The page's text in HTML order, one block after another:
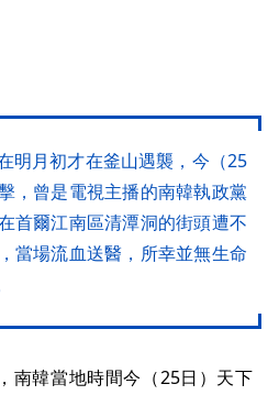
明月初才在釜山遇襲，今（25
，曾是電視主播的南韓執政黨
首爾江南區清潭洞的街頭遭不
當場流血送醫，所幸並無生命
南韓當地時間今（25日）天下